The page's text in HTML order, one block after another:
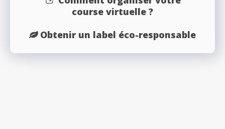
course virtuelle ?
Obtenir un label éco-responsable